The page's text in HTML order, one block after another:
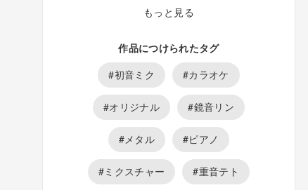
もっと見る
作品につけられたタグ
#初音ミク
#カラオケ
#オリジナル #鏡音リン
#メタル #ピアノ
#ミクスチャー #重音テト